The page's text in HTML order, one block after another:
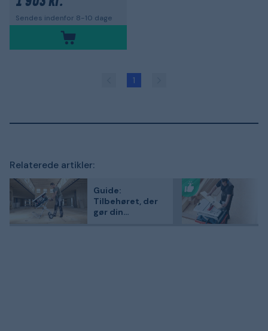
Sendes indenfor 8-10 dage
1
Relaterede artikler:
Guide:
Tilbehøret, der
gør din